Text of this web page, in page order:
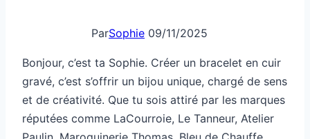
ParSophie 09/11/2025
Bonjour, c’est ta Sophie. Créer un bracelet en cuir
gravé, c’est s’offrir un bijou unique, chargé de sens
et de créativité. Que tu sois attiré par les marques
réputées comme LaCourroie, Le Tanneur, Atelier